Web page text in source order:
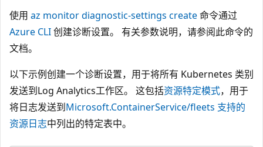
使用 az monitor diagnostic-settings create命令通过
Azure CLI创建诊断设置。 有关参数说明，请参阅此命令的
文档。
以下示例创建一个诊断设置，用于将所有 Kubernetes 类别
发送到Log Analytics工作区。 这包括资源特定模式，用于
将日志发送到Microsoft.ContainerService/fleets 支持的
资源日志中列出的特定表中。